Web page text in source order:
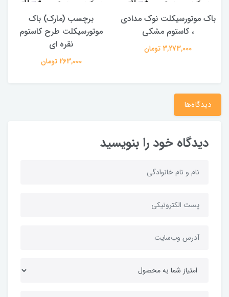
باک موتورسیکلت نوک مدادی
، کاستوم مشکی
3,273,000 تومان
برچسب (مارک) باک
موتورسیکلت طرح کاستوم
نقره ای
263,000 تومان
دیدگاه‌ها
دیدگاه خود را بنویسید